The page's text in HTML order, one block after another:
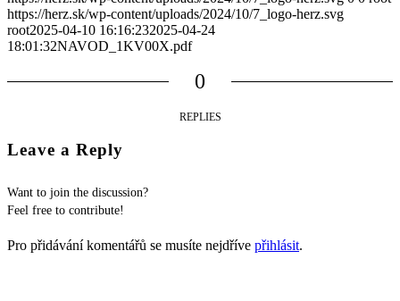
https://herz.sk/wp-content/uploads/2024/10/7_logo-herz.svg
root2025-04-10 16:16:232025-04-24
18:01:32NAVOD_1KV00X.pdf
0
REPLIES
Leave a Reply
Want to join the discussion?
Feel free to contribute!
Pro přidávání komentářů se musíte nejdříve přihlásit.